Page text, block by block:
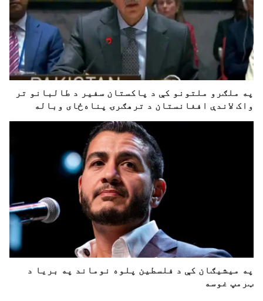
په ملګرو ملتونو کې د پاکستان سفیر د طالبانو تر
واک لاندې افغانستان د ترهګرۍ پناه‌ځای وباله
په میشیګان کې د فلسطین پلوه نوماند په بریا د
ټرمپ غوسه